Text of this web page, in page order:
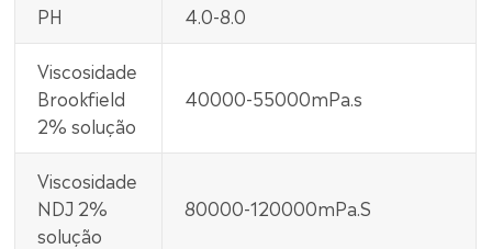
PH 4.0-8.0
Viscosidade
Brookfield
2% solução
40000-55000mPa.s
Viscosidade
NDJ 2%
solução
80000-120000mPa.S